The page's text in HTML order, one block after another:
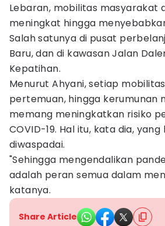
Lebaran, mobilitas masyarakat
meningkat hingga
Salah satunya di pusat
Baru, dan di kawasan Jalan
Kepatihan.
Menurut Ahyani, setiap
pertemuan, hingga kerumunan
memang meningkatkan risiko
COVID-19. Hal itu, kata dia,
diwaspadai.
"Sehingga mengendalikan
adalah peran semua dalam
katanya.
Share Article